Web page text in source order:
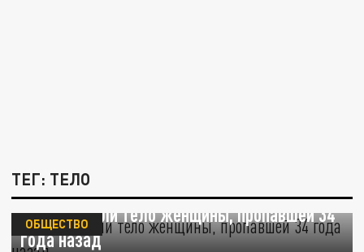
ТЕГ: ТЕЛО
В США нашли тело женщины, пропавшей 34
года назад
ОБЩЕСТВО